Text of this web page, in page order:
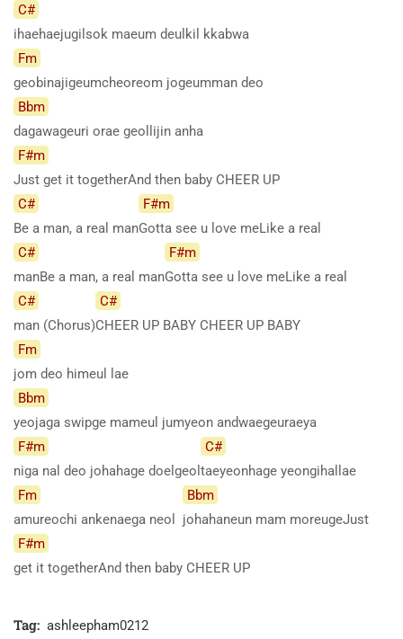
C#
ihaehaejugilsok maeum deulkil kkabwa
Fm
geobinajigeumcheoreom jogeumman deo
Bbm
dagawageuri orae geollijin anha
F#m
Just get it togetherAnd then baby CHEER UP
C#
Be a man, a real man
F#m
Gotta see u love meLike a real
C#
manBe a man, a real man
F#m
Gotta see u love meLike a real
C#
man (Chorus)
C#
CHEER UP BABY CHEER UP BABY
Fm
jom deo himeul lae
Bbm
yeojaga swipge mameul jumyeon andwaegeuraeya
F#m
niga nal deo johahage doelgeol
C#
taeyeonhage yeongihallae
Fm
amureochi ankenaega neol
Bbm
johahaneun mam moreugeJust
F#m
get it togetherAnd then baby CHEER UP
Tag: ashleepham0212